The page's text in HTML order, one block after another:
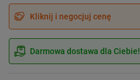
Kliknij i negocjuj cenę
Darmowa dostawa dla Ciebie!